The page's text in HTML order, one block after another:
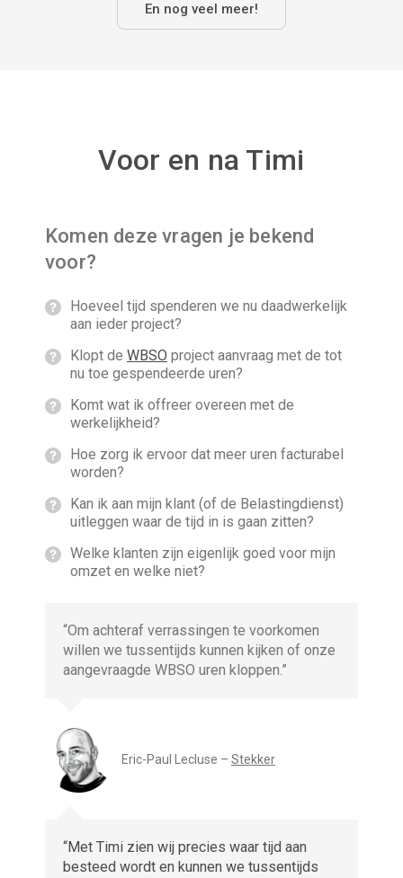
En nog veel meer!
Voor en na Timi
Komen deze vragen je bekend
voor?
Hoeveel tijd spenderen we nu daadwerkelijk
aan ieder project?
Klopt de WBSO project aanvraag met de tot
nu toe gespendeerde uren?
Komt wat ik offreer overeen met de
werkelijkheid?
Hoe zorg ik ervoor dat meer uren facturabel
worden?
Kan ik aan mijn klant (of de Belastingdienst)
uitleggen waar de tijd in is gaan zitten?
Welke klanten zijn eigenlijk goed voor mijn
omzet en welke niet?
“Om achteraf verrassingen te voorkomen
willen we tussentijds kunnen kijken of onze
aangevraagde WBSO uren kloppen.”
Eric-Paul Lecluse – Stekker
“Met Timi zien wij precies waar tijd aan
besteed wordt en kunnen we tussentijds